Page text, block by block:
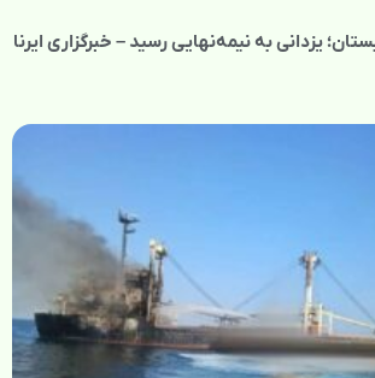
یزدانی به نیمه‌نهایی رسید – خبرگزاری ایرنا